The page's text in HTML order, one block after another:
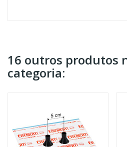
16 outros produtos
categoria: